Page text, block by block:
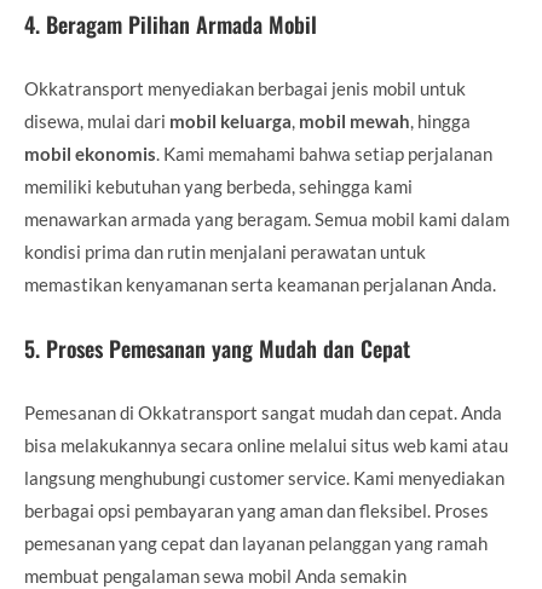
4. Beragam Pilihan Armada Mobil
Okkatransport menyediakan berbagai jenis mobil untuk
disewa, mulai dari mobil keluarga mobil mewah , hingga
mobil ekonomis . Kami memahami bahwa setiap perjalanan
memiliki kebutuhan yang berbeda, sehingga kami
menawarkan armada yang beragam. Semua mobil kami dalam
kondisi prima dan rutin menjalani perawatan untuk
memastikan kenyamanan serta keamanan perjalanan Anda.
5. Proses Pemesanan yang Mudah dan Cepat
Pemesanan di Okkatransport sangat mudah dan cepat. Anda
bisa melakukannya secara online melalui situs web kami atau
langsung menghubungi customer service. Kami menyediakan
berbagai opsi pembayaran yang aman dan fleksibel. Proses
pemesanan yang cepat dan layanan pelanggan yang ramah
membuat pengalaman sewa mobil Anda semakin